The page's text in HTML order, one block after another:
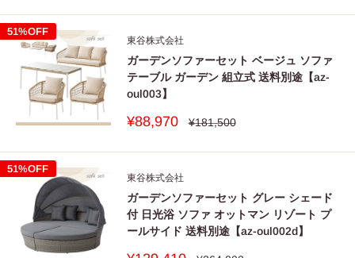
価
格
51%OFF
東谷株式会社
ガーデンソファーセット ベージュ ソファ
テーブル ガーデン 組立式 送料別途【az-
oul003】
販
価
¥88,970
通
格
¥181,500
51%OFF
東谷株式会社
ガーデンソファーセット グレー シェード
付 日光浴 ソファ オットマン リゾート プ
ールサイド 送料別途【az-oul002d】